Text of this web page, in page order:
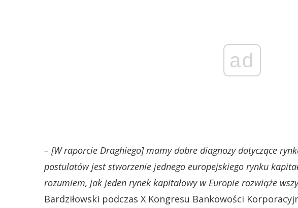
ad
– [W raporcie Draghiego] mamy dobre diagnozy dotyczące
postulatów jest stworzenie jednego europejskiego rynku
rozumiem, jak jeden rynek kapitałowy w Europie rozwiąże
Bardziłowski podczas X Kongresu Bankowości